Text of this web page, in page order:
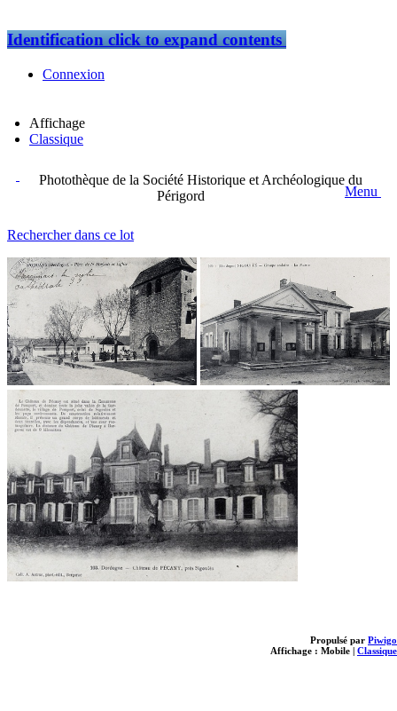
Identificationclick to expand contents
Connexion
Affichage
Classique
Photothèque de la Société Historique et Archéologique du
Périgord
Menu
Rechercher dans ce lot
Propulsé par Piwigo
Affichage : Mobile | Classique